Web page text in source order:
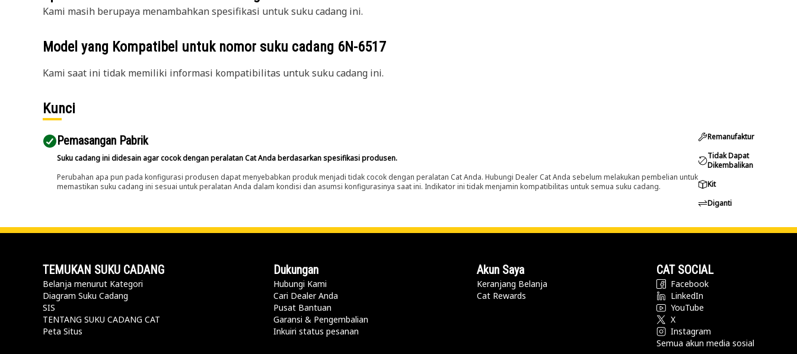
Kami masih berupaya menambahkan spesifikasi untuk suku cadang ini.
Model yang Kompatibel untuk nomor suku cadang 6N-6517
Kami saat ini tidak memiliki informasi kompatibilitas untuk suku cadang ini.
Kunci
Pemasangan Pabrik
Suku cadang ini didesain agar cocok dengan peralatan Cat Anda berdasarkan spesifikasi produsen.
Perubahan apa pun pada konfigurasi produsen dapat menyebabkan produk menjadi tidak cocok dengan peralatan Cat Anda. Hubungi Dealer Cat Anda sebelum melakukan pembelian untuk
memastikan suku cadang ini sesuai untuk peralatan Anda dalam kondisi dan asumsi konfigurasinya saat ini. Indikator ini tidak menjamin kompatibilitas untuk semua suku cadang.
Remanufaktur
Tidak Dapat
Dikembalikan
Kit
Diganti
TEMUKAN SUKU CADANG
Belanja menurut Kategori
Diagram Suku Cadang
SIS
TENTANG SUKU CADANG CAT
Peta Situs
Dukungan
Hubungi Kami
Cari Dealer Anda
Pusat Bantuan
Garansi & Pengembalian
Inkuiri status pesanan
Akun Saya
Keranjang Belanja
Cat Rewards
CAT SOCIAL
Facebook
LinkedIn
YouTube
X
Instagram
Semua akun media sosial